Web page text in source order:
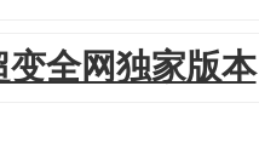
变全网独家版本